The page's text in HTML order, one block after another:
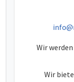
e-
Wir
Wir